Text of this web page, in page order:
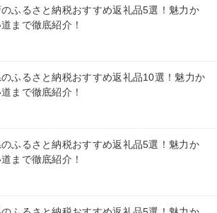
ふるさと納税おすすめ返礼品5選！魅力か
まで徹底紹介！
ふるさと納税おすすめ返礼品10選！魅力か
まで徹底紹介！
ふるさと納税おすすめ返礼品5選！魅力か
まで徹底紹介！